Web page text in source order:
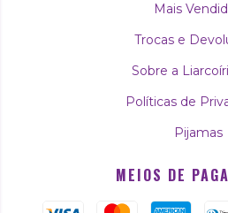
Mais
Trocas e
Sobre a
Políticas de
Pijamas
MEIOS DE